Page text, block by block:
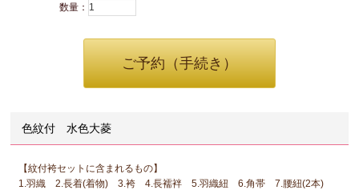
数量：
ご予約（手続き）
色紋付 水色大菱
【紋付袴セットに含まれるもの】
1.羽織 2.長着(着物) 3.袴 4.長襦袢 5.羽織紐 6.角帯 7.腰紐(2本)